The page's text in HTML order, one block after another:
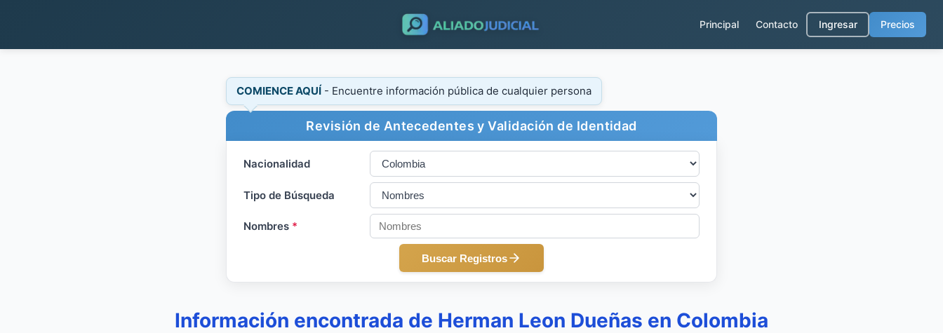
Principal Contacto Ingresar Precios
COMIENCE AQUÍ - Encuentre información pública de cualquier persona
Revisión de Antecedentes y Validación de Identidad
Nacionalidad
Tipo de Búsqueda
Nombres *
Buscar Registros
Información encontrada de Herman Leon Dueñas en Colombia